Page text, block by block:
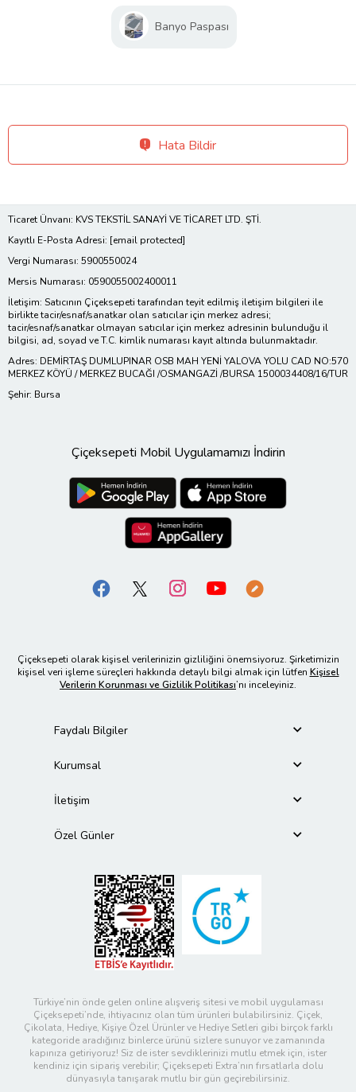
Banyo Paspası
Hata Bildir
Ticaret Ünvanı: KVS TEKSTİL SANAYİ VE TİCARET LTD. ŞTİ.
Kayıtlı E-Posta Adresi: [email protected]
Vergi Numarası: 5900550024
Mersis Numarası: 0590055002400011
İletişim: Satıcının Çiçeksepeti tarafından teyit edilmiş iletişim bilgileri ile
birlikte tacir/esnaf/sanatkar olan satıcılar için merkez adresi;
tacir/esnaf/sanatkar olmayan satıcılar için merkez adresinin bulunduğu il
bilgisi, ad, soyad ve T.C. kimlik numarası kayıt altında bulunmaktadır.
Adres: DEMİRTAŞ DUMLUPINAR OSB MAH YENİ YALOVA YOLU CAD NO:570
MERKEZ KÖYÜ / MERKEZ BUCAĞI /OSMANGAZİ /BURSA 1500034408/16/TUR
Şehir: Bursa
Çiçeksepeti Mobil Uygulamamızı İndirin
Çiçeksepeti olarak kişisel verilerinizin gizliliğini önemsiyoruz. Şirketimizin
kişisel veri işleme süreçleri hakkında detaylı bilgi almak için lütfen Kişisel
Verilerin Korunması ve Gizlilik Politikası’nı inceleyiniz.
Faydalı Bilgiler
Kurumsal
İletişim
Özel Günler
Türkiye’nin önde gelen online alışveriş sitesi ve mobil uygulaması
Çiçeksepeti’nde, ihtiyacınız olan tüm ürünleri bulabilirsiniz. Çiçek,
Çikolata, Hediye, Kişiye Özel Ürünler ve Hediye Setleri gibi birçok farklı
kategoride aradığınız binlerce ürünü sizlere sunuyor ve zamanında
kapınıza getiriyoruz! Siz de ister sevdiklerinizi mutlu etmek için, ister
kendiniz için sipariş verebilir; Çiçeksepeti Extra’nın fırsatlarla dolu
dünyasıyla tanışarak mutlu bir gün geçirebilirsiniz.